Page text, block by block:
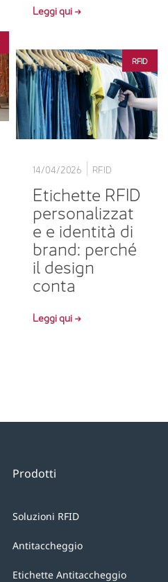
Leggi qui →
RFID
14/04/2026 RFID
Etichette RFID
personalizzat
e e identità di
brand: perché
il design
conta
Leggi qui →
Prodotti
Soluzioni RFID
Antitaccheggio
Etichette Antitaccheggio